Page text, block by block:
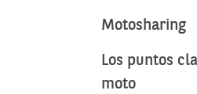
Motosharing
Los puntos
moto